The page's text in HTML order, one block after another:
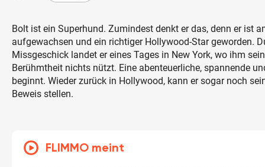
Bolt ist ein Superhund. Zumindest denkt er das, denn er ist
aufgewachsen und ein richtiger Hollywood-Star geworden.
Missgeschick landet er eines Tages in New York, wo ihm
Berühmtheit nichts nützt. Eine abenteuerliche, spannende
beginnt. Wieder zurück in Hollywood, kann er sogar noch
Beweis stellen.
FLIMMO meint